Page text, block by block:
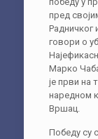
пред
Радничког
говори о
Марко
је први на
наредном
Вршац.
Победу су